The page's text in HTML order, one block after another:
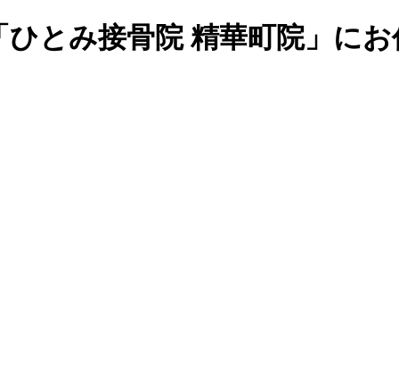
とみ接骨院 精華町院」に